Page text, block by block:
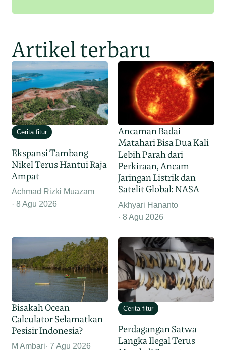
Artikel terbaru
Cerita fitur
Ekspansi Tambang
Nikel Terus Hantui Raja
Ampat
Achmad Rizki Muazam
8 Agu 2026
Ancaman Badai
Matahari Bisa Dua Kali
Lebih Parah dari
Perkiraan, Ancam
Jaringan Listrik dan
Satelit Global: NASA
Akhyari Hananto
8 Agu 2026
Bisakah Ocean
Calculator Selamatkan
Pesisir Indonesia?
M Ambari 7 Agu 2026
Cerita fitur
Perdagangan Satwa
Langka Ilegal Terus